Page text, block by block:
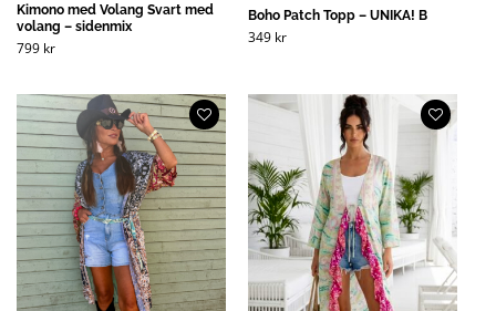
Kimono med Volang Svart med
volang – sidenmix
799 kr
Boho Patch Topp – UNIKA! B
349 kr